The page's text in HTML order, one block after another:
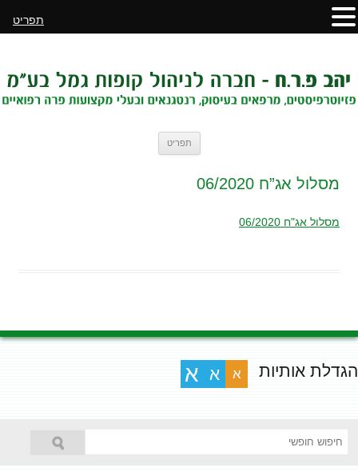
תפריט
מסלול אג”ח 06/2020
מסלול אג"ח 06/2020
הגדלת אותיות א א א
תפריט